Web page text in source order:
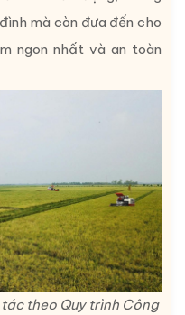
mà còn đưa đến cho
ngon nhất và an toàn
theo Quy trình Công